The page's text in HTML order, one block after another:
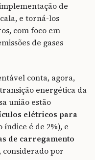
de
e torná-los
com foco em
de gases
conta, agora,
energética da
união estão
elétricos para
índice é de 2%), e
de carregamento
considerado por